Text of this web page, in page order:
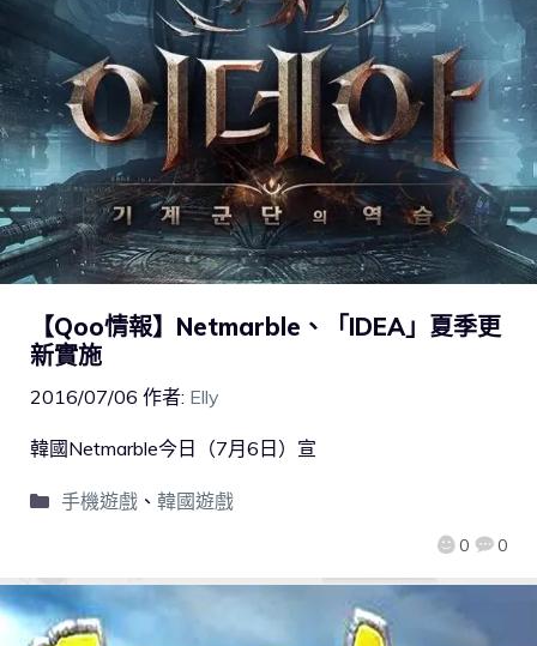
【Qoo情報】Netmarble、「IDEA」夏季更
新實施
2016/07/06 作者: Elly
0 0
韓國Netmarble今日（7月6日）宣
手機遊戲、 韓國遊戲